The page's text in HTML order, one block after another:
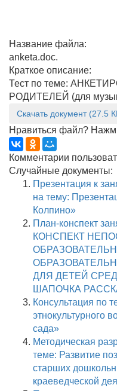
Название файла:
anketa.doc.
Краткое описание:
Тест по теме:
РОДИТЕЛЕЙ (для
Скачать документ (27.5
Нравиться файл?
Комментарии
Случайные документы:
Презентация к
на тему:
Колпино»
План-конспект
КОНСПЕКТ
ДЛЯ ДЕТЕЙ
ШАПОЧКА
Консультация по
этнокультурного
сада»
Методическая
теме: Развитие
старших
краеведческой